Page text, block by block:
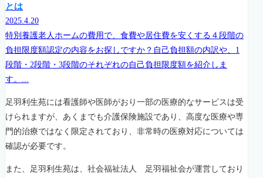
とは
2025.4.20
特別養護老人ホームの費用で、食費や居住費を安くする４段階の
負担限度額認定の内容をお探しですか？自己負担額の内訳や、1
段階・2段階・3段階のそれぞれの自己負担限度額を紹介しま
す。...
足羽利生苑には看護師や医師がおり一部の医療的なサービスは受
けられますが、あくまでも介護保険施設であり、高度な医療や専
門的治療ではなく限定されており、非常時の医療対応については
確認が必要です。
また、足羽利生苑は、社会福祉法人 足羽福祉会が運営しており